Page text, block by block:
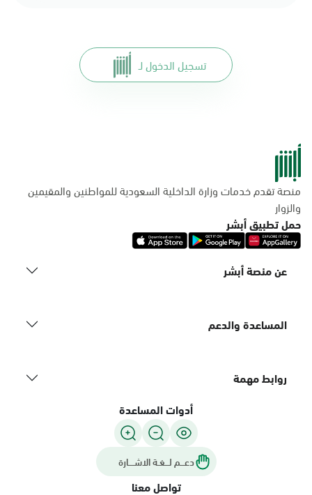
تسجيل الدخول لـ
منصة تقدم خدمات وزارة الداخلية السعودية للمواطنين والمقيمين
والزوار
حمل تطبيق أبشر
عن منصة أبشر
المساعدة والدعم
روابط مهمة
أدوات المساعدة
دعـــم لـــغـة الاشــــارة
تواصل معنا